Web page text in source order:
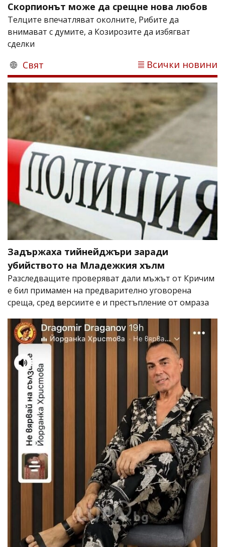
Скорпионът може да срещне нова любов
Телците впечатляват околните, Рибите да
внимават с думите, а Козирозите да избягват
сделки
Свят Всички новини
Задържаха тийнейджъри заради
убийството на Младежкия хълм
Разследващите проверяват дали мъжът от Кричим
е бил примамен на предварително уговорена
среща, сред версиите е и престъпление от омраза